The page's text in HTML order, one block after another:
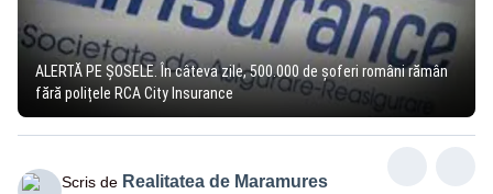
ALERTĂ PE ȘOSELE. În câteva zile, 500.000 de șoferi români rămân
fără polițele RCA City Insurance
Scris de Realitatea de Maramures